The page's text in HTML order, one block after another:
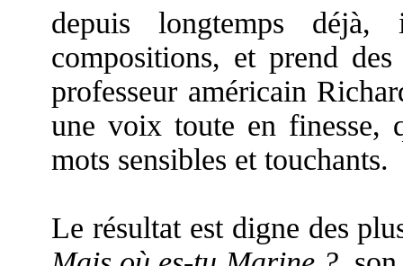
depuis longtemps déjà,
compositions, et prend
professeur américain
une voix toute en finesse,
mots sensibles et touchants.
Le résultat est digne des